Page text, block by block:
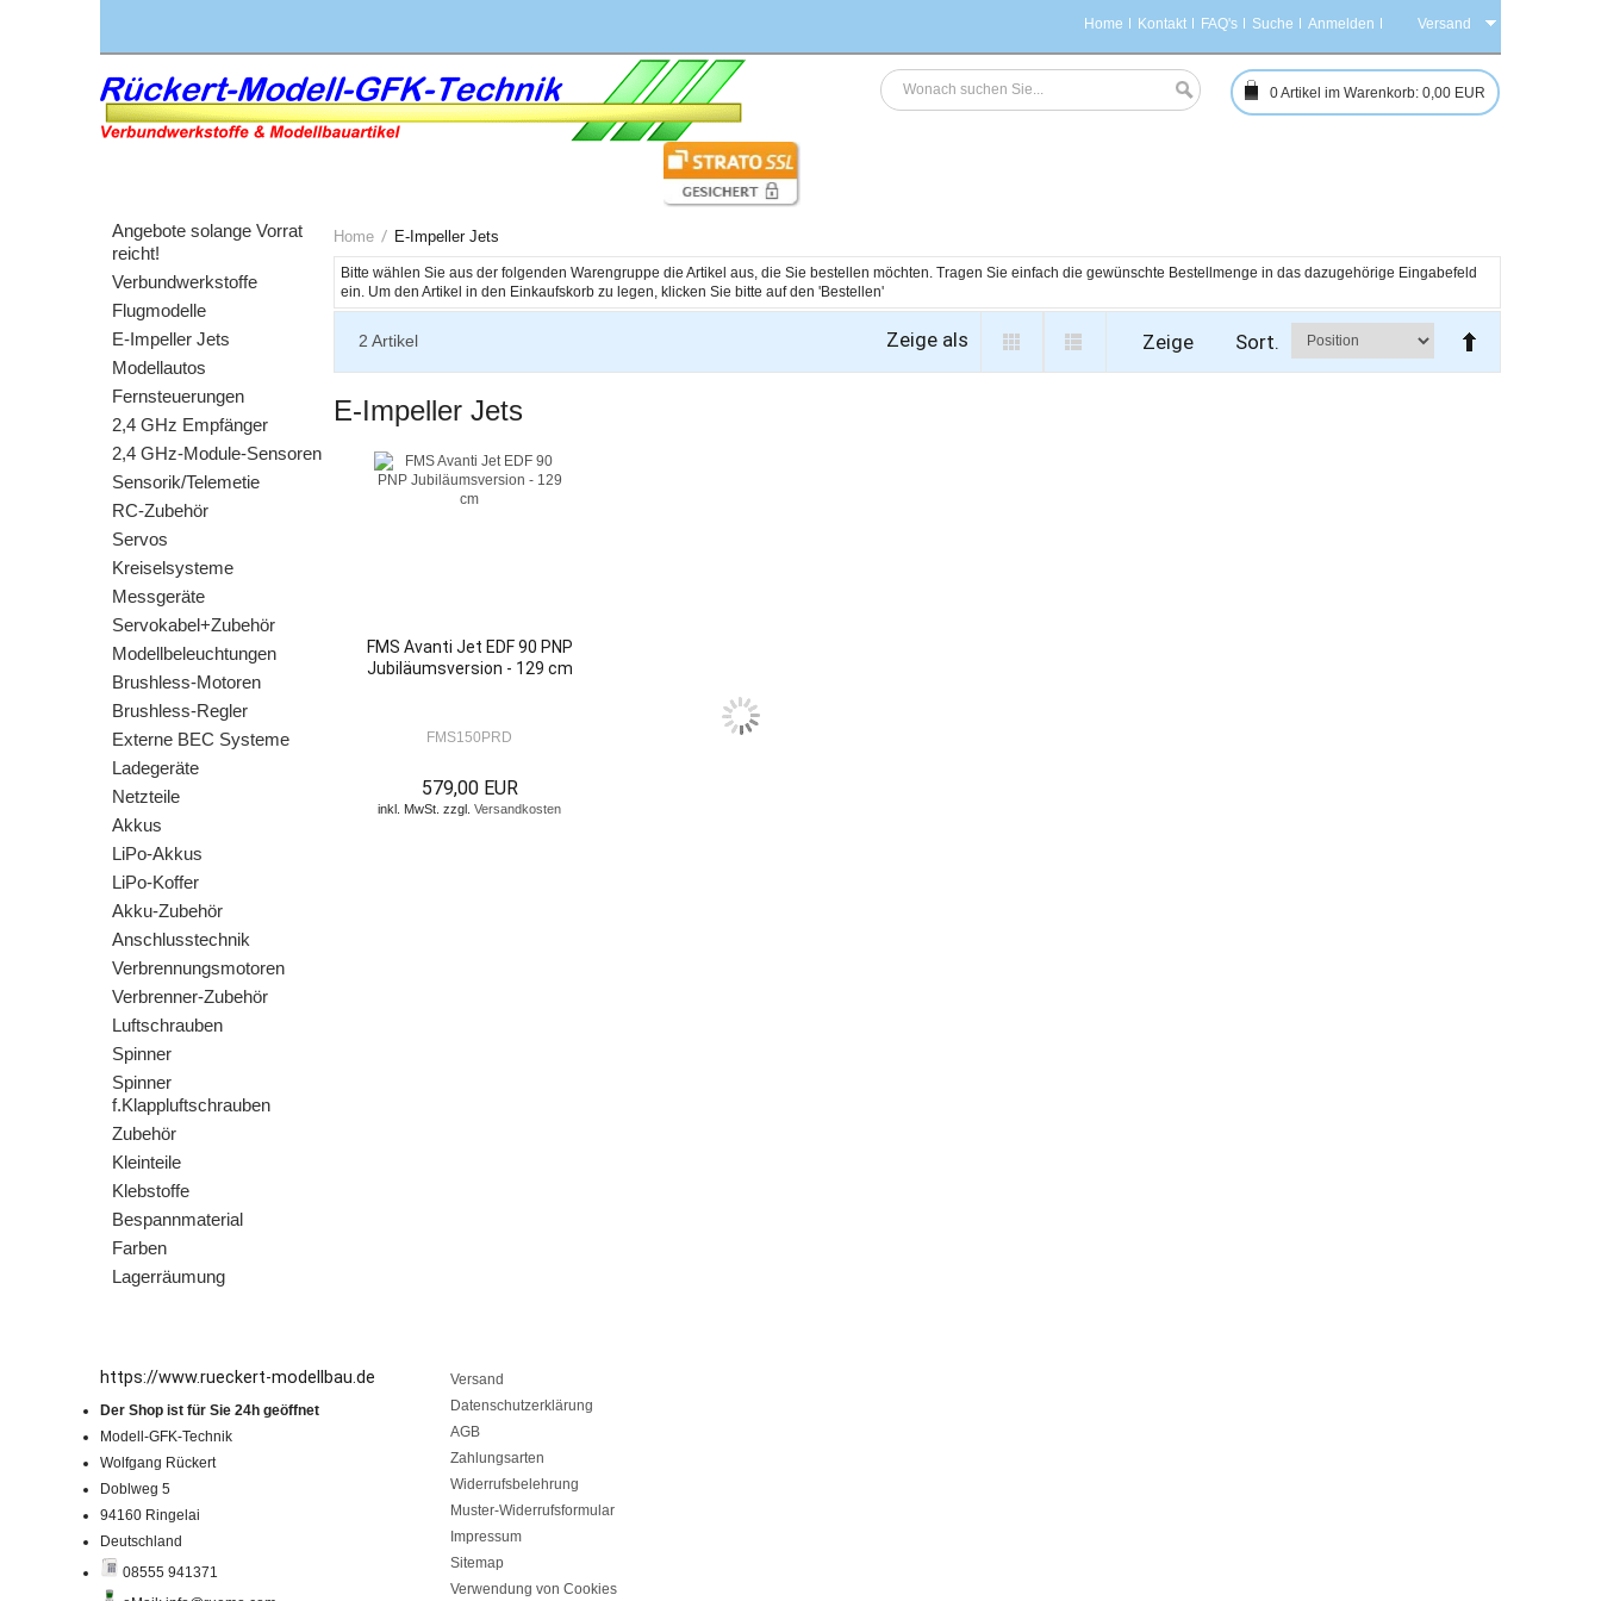
Versand
Home Kontakt FAQ's Suche Anmelden
0Artikel im Warenkorb: 0,00 EUR
Angebote solange Vorrat
reicht!
Verbundwerkstoffe
Flugmodelle
E-Impeller Jets
Modellautos
Fernsteuerungen
2,4 GHz Empfänger
2,4 GHz-Module-Sensoren
Sensorik/Telemetie
RC-Zubehör
Servos
Kreiselsysteme
Messgeräte
Servokabel+Zubehör
Modellbeleuchtungen
Brushless-Motoren
Brushless-Regler
Externe BEC Systeme
Ladegeräte
Netzteile
Akkus
LiPo-Akkus
LiPo-Koffer
Akku-Zubehör
Anschlusstechnik
Verbrennungsmotoren
Verbrenner-Zubehör
Luftschrauben
Spinner
Spinner
f.Klappluftschrauben
Zubehör
Kleinteile
Klebstoffe
Bespannmaterial
Farben
Lagerräumung
Home E-Impeller Jets
Bitte wählen Sie aus der folgenden Warengruppe die Artikel aus, die Sie bestellen möchten. Tragen Sie einfach die gewünschte Bestellmenge in das dazugehörige Eingabefeld
2 Artikel Sort.
Zeige
Zeige als
E-Impeller Jets
FMS Avanti Jet EDF 90 PNP
Jubiläumsversion - 129 cm
FMS150PRD
579,00 EUR
inkl. MwSt. zzgl. Versandkosten
https://www.rueckert-modellbau.de
Der Shop ist für Sie 24h geöffnet
Modell-GFK-Technik
Wolfgang Rückert
Doblweg 5
94160 Ringelai
Deutschland
08555 941371
Versand
Datenschutzerklärung
AGB
Zahlungsarten
Widerrufsbelehrung
Muster-Widerrufsformular
Impressum
Sitemap
Verwendung von Cookies